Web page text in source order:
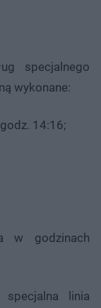
specjalnego
wykonane:
14:16;
w godzinach
linia